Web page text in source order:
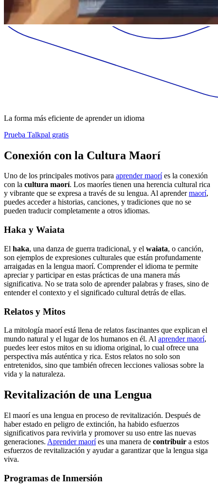
La forma más eficiente de aprender un idioma
Prueba Talkpal gratis
Conexión con la Cultura Maorí
Uno de los principales motivos para aprender maoríes la conexión
con la cultura maorí. Los maoríes tienen una herencia cultural rica
y vibrante que se expresa a través de su lengua. Al aprendermaorí,
puedes acceder a historias, canciones, y tradiciones que no se
pueden traducir completamente a otros idiomas.
Haka y Waiata
El haka, una danza de guerra tradicional, y el waiata, o canción,
son ejemplos de expresiones culturales que están profundamente
arraigadas en la lengua maorí. Comprender el idioma te permite
apreciar y participar en estas prácticas de una manera más
significativa. No se trata solo de aprender palabras y frases, sino de
entender el contexto y el significado cultural detrás de ellas.
Relatos y Mitos
La mitología maorí está llena de relatos fascinantes que explican el
mundo natural y el lugar de los humanos en él. Al aprender maorí,
puedes leer estos mitos en su idioma original, lo cual ofrece una
perspectiva más auténtica y rica. Estos relatos no solo son
entretenidos, sino que también ofrecen lecciones valiosas sobre la
vida y la naturaleza.
Revitalización de una Lengua
El maorí es una lengua en proceso de revitalización. Después de
haber estado en peligro de extinción, ha habido esfuerzos
significativos para revivirla y promover su uso entre las nuevas
generaciones. Aprender maoríes una manera de contribuir a estos
esfuerzos de revitalización y ayudar a garantizar que la lengua siga
viva.
Programas de Inmersión